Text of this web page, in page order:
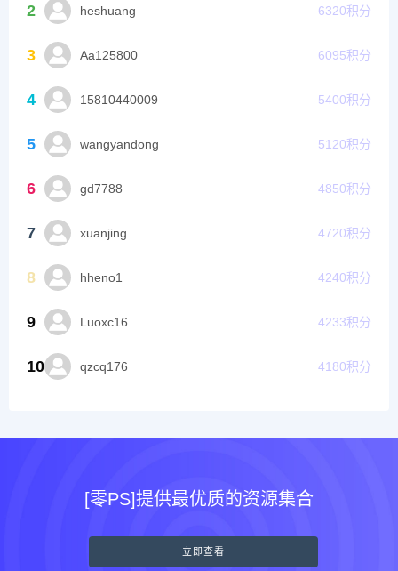
2 heshuang 6320积分
3 Aa125800 6095积分
4 15810440009 5400积分
5 wangyandong 5120积分
6 gd7788 4850积分
7 xuanjing 4720积分
8 hheno1 4240积分
9 Luoxc16 4233积分
10 qzcq176 4180积分
[零PS]提供最优质的资源集合
立即查看